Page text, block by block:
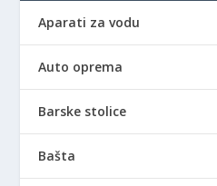
Aparati za vodu
Auto oprema
Barske stolice
Bašta